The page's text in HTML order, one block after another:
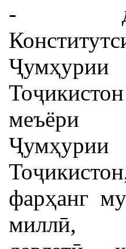
-
Ҷумҳурии
меъёри
Ҷумҳурии
фарҳанг
миллӣ,